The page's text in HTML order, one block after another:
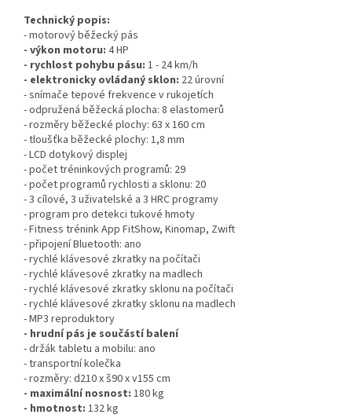
Technický popis:
- motorový běžecký pás
- výkon motoru: 4 HP
- rychlost pohybu pásu: 1 - 24 km/h
- elektronicky ovládaný sklon: 22 úrovní
- snímače tepové frekvence v rukojetích
- odpružená běžecká plocha: 8 elastomerů
- rozměry běžecké plochy: 63 x 160 cm
- tloušťka běžecké plochy: 1,8 mm
- LCD dotykový displej
- počet tréninkových programů: 29
- počet programů rychlosti a sklonu: 20
- 3 cílové, 3 uživatelské a 3 HRC programy
- program pro detekci tukové hmoty
- Fitness trénink App FitShow, Kinomap, Zwift
- připojení Bluetooth: ano
- rychlé klávesové zkratky na počítači
- rychlé klávesové zkratky na madlech
- rychlé klávesové zkratky sklonu na počítači
- rychlé klávesové zkratky sklonu na madlech
- MP3 reproduktory
- hrudní pás je součástí balení
- držák tabletu a mobilu: ano
- transportní kolečka
- rozměry: d210 x š90 x v155 cm
- maximální nosnost: 180 kg
- hmotnost: 132 kg